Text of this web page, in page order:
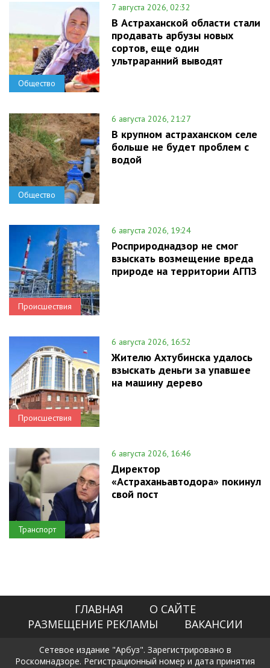
Общество
7 августа 2026, 02:32
В Астраханской области стали
продавать арбузы новых
сортов, еще один
ультраранний выводят
Общество
6 августа 2026, 21:27
В крупном астраханском селе
больше не будет проблем с
водой
Происшествия
6 августа 2026, 19:24
Росприроднадзор не смог
взыскать возмещение вреда
природе на территории АГПЗ
Происшествия
6 августа 2026, 16:52
Жителю Ахтубинска удалось
взыскать деньги за упавшее
на машину дерево
Транспорт
6 августа 2026, 16:46
Директор
«Астраханьавтодора» покинул
свой пост
ГЛАВНАЯ
О САЙТЕ
РАЗМЕЩЕНИЕ РЕКЛАМЫ
ВАКАНСИИ
Сетевое издание "Арбуз". Зарегистрировано в
Роскомнадзоре. Регистрационный номер и дата принятия